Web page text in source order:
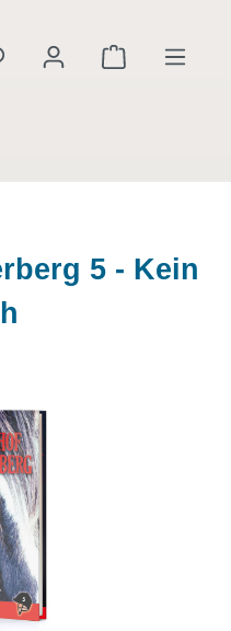
Warenkorb
5 - Kein